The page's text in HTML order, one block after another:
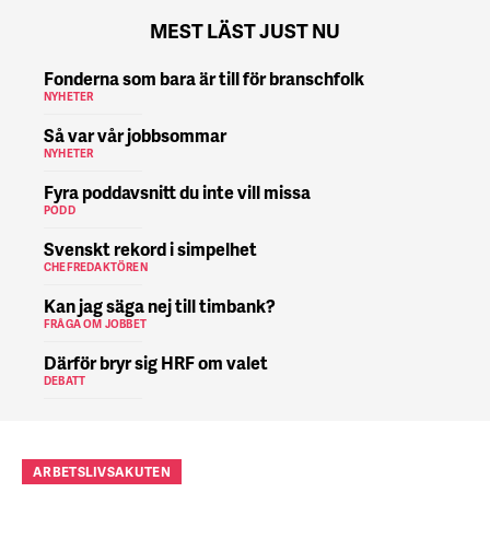
MEST LÄST JUST NU
Fonderna som bara är till för branschfolk
NYHETER
Så var vår jobbsommar
NYHETER
Fyra poddavsnitt du inte vill missa
PODD
Svenskt rekord i simpelhet
CHEFREDAKTÖREN
Kan jag säga nej till timbank?
FRÅGA OM JOBBET
Därför bryr sig HRF om valet
DEBATT
ARBETSLIVSAKUTEN